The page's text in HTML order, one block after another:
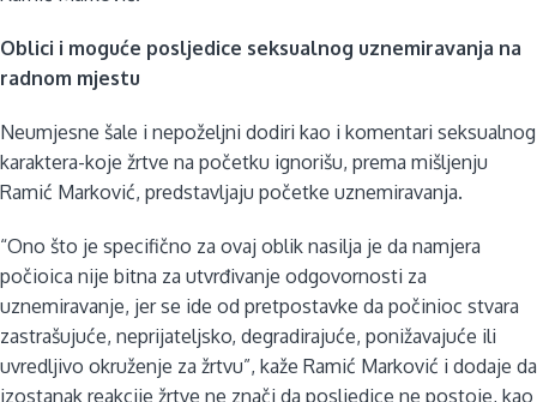
Oblici i moguće posljedice seksualnog uznemiravanja na
radnom mjestu
Neumjesne šale i nepoželjni dodiri kao i komentari seksualnog
karaktera-koje žrtve na početku ignorišu, prema mišljenju
Ramić Marković, predstavljaju početke uznemiravanja.
“Ono što je specifično za ovaj oblik nasilja je da namjera
počioica nije bitna za utvrđivanje odgovornosti za
uznemiravanje, jer se ide od pretpostavke da počinioc stvara
zastrašujuće, neprijateljsko, degradirajuće, ponižavajuće ili
uvredljivo okruženje za žrtvu”, kaže Ramić Marković i dodaje da
izostanak reakcije žrtve ne znači da posljedice ne postoje, kao